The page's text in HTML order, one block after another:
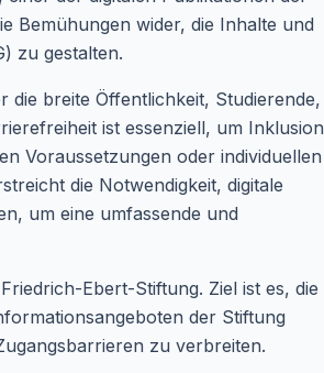
Bemühungen wider, die Inhalte und
zu gestalten.
breite Öffentlichkeit, Studierende,
ist essenziell, um Inklusion
Voraussetzungen oder individuellen
die Notwendigkeit, digitale
um eine umfassende und
Ebert-Stiftung. Ziel ist es, die
der Stiftung
zu verbreiten.